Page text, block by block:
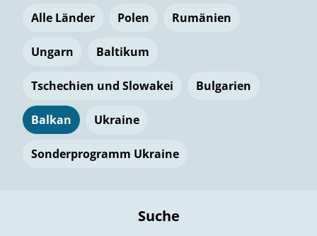
Alle Länder Polen Rumänien
Ungarn Baltikum
Tschechien und Slowakei Bulgarien
Balkan Ukraine
Sonderprogramm Ukraine
Suche